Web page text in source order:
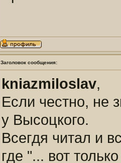
Заголовок сообщения:
kniazmiloslav,
Если честно, не
у Высоцкого.
Всегдя читал и
где "... вот